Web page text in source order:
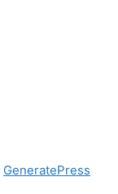
GeneratePress